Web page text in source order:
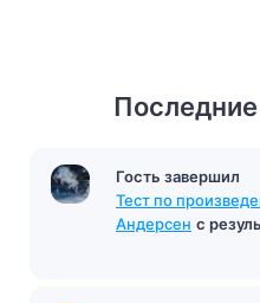
Гость завершил
Тест по
Андерсен с